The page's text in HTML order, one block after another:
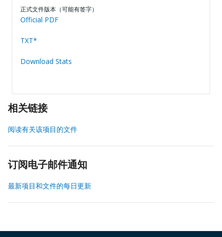
正式文件版本（可能有签字）
Official PDF
TXT*
Download Stats
相关链接
阅读有关该项目的文件
订阅电子邮件通知
最新项目和文件的每日更新